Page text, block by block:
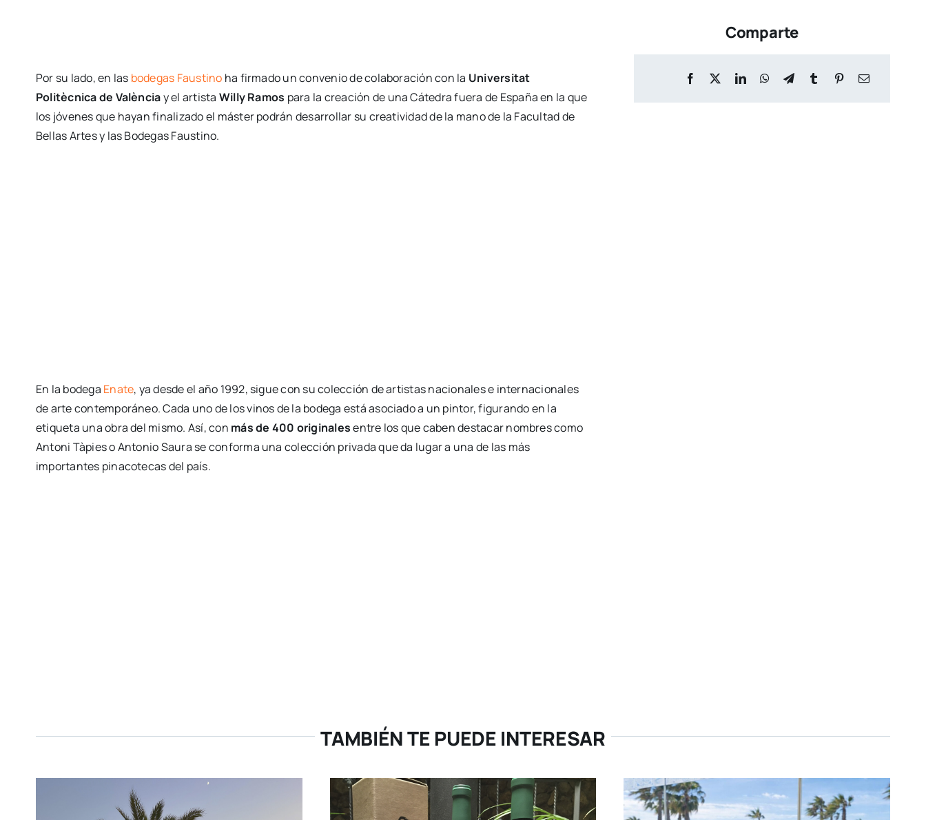
Por su lado, en las bodegas Faustino ha firmado un convenio de colaboración con la Universitat
Politècnica de Valènciay el artista Willy Ramos para la creación de una Cátedra fuera de España en la que
los jóvenes que hayan finalizado el máster podrán desarrollar su creatividad de la mano de la Facultad de
Bellas Artes y las Bodegas Faustino.
En la bodega Enate, ya desde el año 1992, sigue con su colección de artistas nacionales e internacionales
de arte contemporáneo. Cada uno de los vinos de la bodega está asociado a un pintor, figurando en la
etiqueta una obra del mismo. Así, con más de 400 originalesentre los que caben destacar nombres como
Antoni Tàpies o Antonio Saura se conforma una colección privada que da lugar a una de las más
importantes pinacotecas del país.
Comparte
TAMBIÉN TE PUEDE INTERESAR